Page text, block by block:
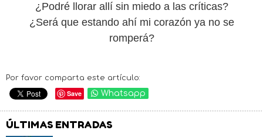
¿Podré llorar allí sin miedo a las críticas?
¿Será que estando ahí mi corazón ya no se
romperá?
Por favor comparta este artículo:
Save Whatsapp
ÚLTIMAS ENTRADAS